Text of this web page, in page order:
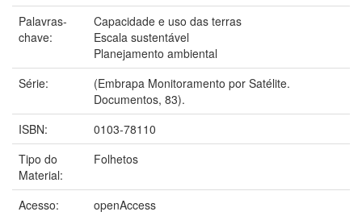
Palavras-
chave:
Capacidade e uso das terras
Escala sustentável
Planejamento ambiental
Série:
(Embrapa Monitoramento por Satélite.
Documentos, 83).
ISBN:
0103-78110
Tipo do
Material:
Folhetos
Acesso:
openAccess